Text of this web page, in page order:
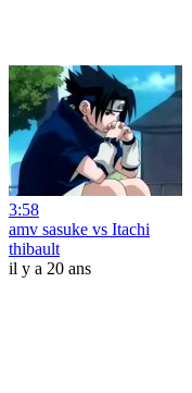
3:58
amv sasuke vs Itachi
thibault
il y a 20 ans